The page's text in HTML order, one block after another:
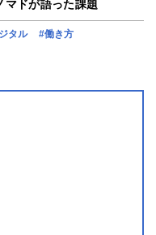
マドが語った課題
タル #働き方